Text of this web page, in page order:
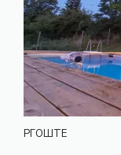
РГОШТЕ